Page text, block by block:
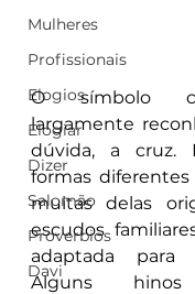
Mulheres
Profissionais
Elogios
Elogiar
Dizer
Salomão
Proverbios
Davi
O símbolo
largamente
dúvida, a cruz.
formas diferentes
muitas delas
escudos
adaptada para
Alguns hinos